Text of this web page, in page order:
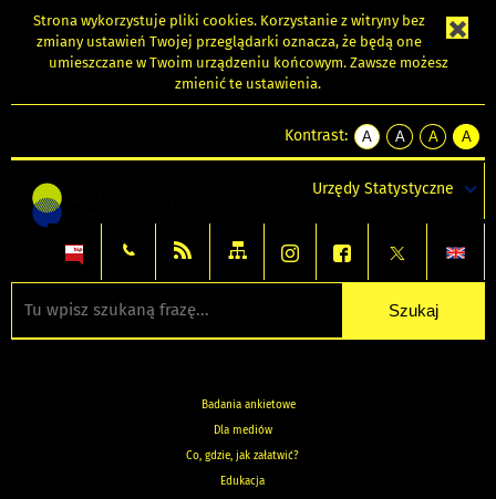
Strona wykorzystuje pliki cookies. Korzystanie z witryny bez
zmiany ustawień Twojej przeglądarki oznacza, że będą one
umieszczane w Twoim urządzeniu końcowym. Zawsze możesz
zmienić te ustawienia.
Kontrast:
A
kontrast
A
kontrast
tekst
czarnym
A
kontrast
tekst
czarnym
A
tekst
żółtym
Urzędy Statystyczne
Badania ankietowe
Dla mediów
Co, gdzie, jak załatwić?
Edukacja